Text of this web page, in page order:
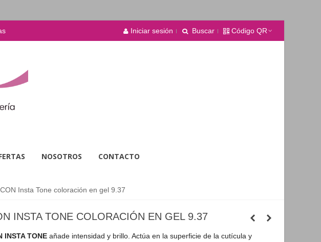
Iniciar sesión Buscar Código QR
NOSOTROS CONTACTO
Insta Tone coloración en gel 9.37
INSTA TONE COLORACIÓN EN GEL 9.37
INSTA TONE añade intensidad y brillo. Actúa en la superficie de la cutícula y